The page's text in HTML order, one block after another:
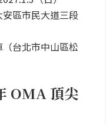
區市民大道三段
台北市中山區松
OMA 頂尖